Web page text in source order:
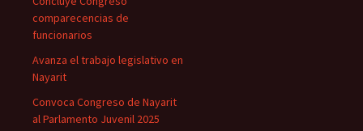
comparecencias de
funcionarios
Avanza el trabajo legislativo en
Nayarit
Convoca Congreso de Nayarit
al Parlamento Juvenil 2025